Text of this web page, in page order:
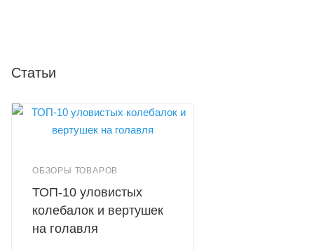
Статьи
ОБЗОРЫ ТОВАРОВ
ТОП-10 уловистых
колебалок и вертушек
на голавля